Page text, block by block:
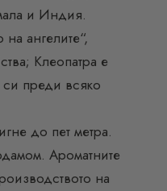
и Индия.
ангелите“,
Клеопатра е
преди всяко
до пет метра.
Ароматните
на